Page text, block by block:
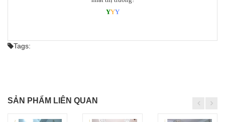
YYY
Tags:
SẢN PHẨM LIÊN QUAN